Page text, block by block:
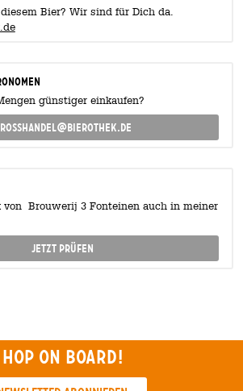
Bier? Wir sind für Dich da.
günstiger einkaufen?
von Brouwerij 3 Fonteinen auch in meiner
Jetzt prüfen
Hop on board!